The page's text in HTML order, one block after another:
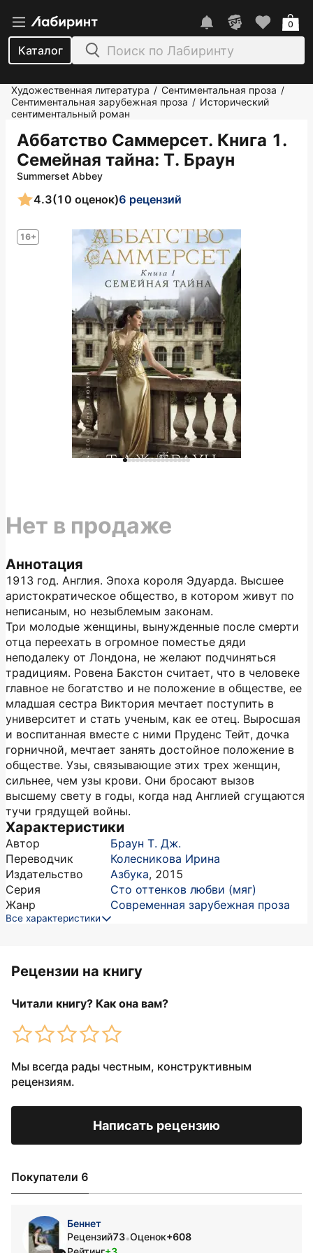
Каталог
0
Художественная литература / Сентиментальная проза /
Сентиментальная зарубежная проза / Исторический
сентиментальный роман
Аббатство Саммерсет. Книга 1.
Семейная тайна: Т. Браун
Summerset Abbey
16+
4.3(10 оценок)6 рецензий
Аннотация
1913 год. Англия. Эпоха короля Эдуарда. Высшее
аристократическое общество, в котором живут по
неписаным, но незыблемым законам.
Три молодые женщины, вынужденные после смерти
отца переехать в огромное поместье дяди
неподалеку от Лондона, не желают подчиняться
традициям. Ровена Бакстон считает, что в человеке
главное не богатство и не положение в обществе, ее
младшая сестра Виктория мечтает поступить в
университет и стать ученым, как ее отец. Выросшая
и воспитанная вместе с ними Пруденс Тейт, дочка
горничной, мечтает занять достойное положение в
обществе. Узы, связывающие этих трех женщин,
сильнее, чем узы крови. Они бросают вызов
высшему свету в годы, когда над Англией сгущаются
тучи грядущей войны.
Характеристики
Автор
Браун Т. Дж.
Переводчик
Колесникова Ирина
Издательство
Азбука, 2015
Серия
Сто оттенков любви (мяг)
Жанр
Современная зарубежная проза
Все характеристики
Нет в продаже
Рецензии на книгу
Читали книгу? Как она вам?
Мы всегда рады честным, конструктивным
рецензиям.
Написать рецензию
Покупатели 6
Беннет
Рецензий73•Оценок+608